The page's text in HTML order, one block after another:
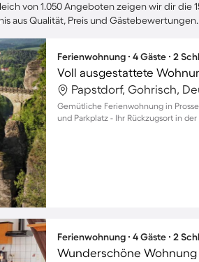
von 1.050 Angeboten zeigen wir dir die
aus Qualität, Preis und Gästebewertungen.
Ferienwohnung ∙ 4 Gäste ∙ 2
Voll ausgestattete
Papstdorf, Gohrisch,
Gemütliche Ferienwohnung in
und Parkplatz - Ihr Rückzugsort in der
Ferienwohnung ∙ 4 Gäste ∙ 2